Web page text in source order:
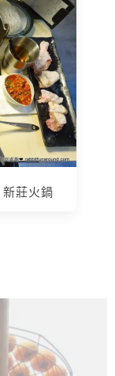
新莊火鍋